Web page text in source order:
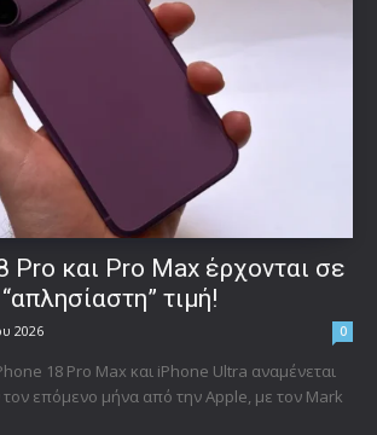
Pro και Pro Max έρχονται σε
τιμή!
2026 0
18 Pro Max και iPhone Ultra αναμένεται
επόμενο μήνα από την Apple, με τον Mark